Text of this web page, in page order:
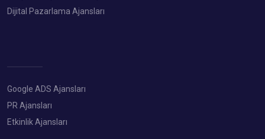
Dijital Pazarlama Ajansları
Google ADS Ajansları
PR Ajansları
Etkinlik Ajansları